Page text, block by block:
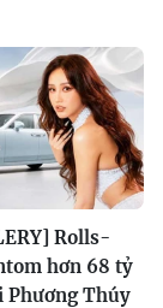
Rolls-
hơn 68 tỷ
Phương Thúy